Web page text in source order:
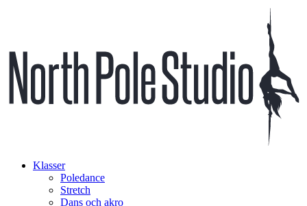
Klasser
Poledance
Stretch
Dans och akro